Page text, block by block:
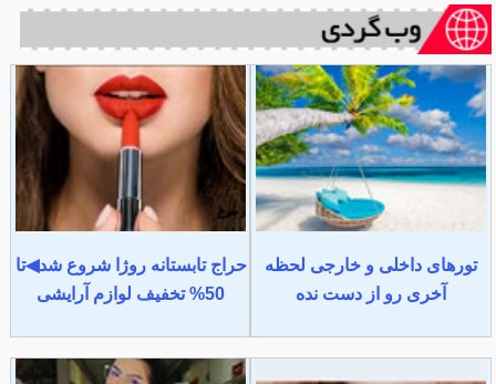
تورهای داخلی و خارجی لحظه
آخری رو از دست نده
حراج تابستانه روژا شروع شد◀تا
50% تخفیف لوازم آرایشی